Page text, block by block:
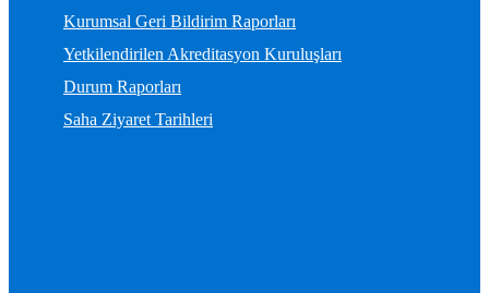
Kurumsal Geri Bildirim Raporları
Yetkilendirilen Akreditasyon Kuruluşları
Durum Raporları
Saha Ziyaret Tarihleri